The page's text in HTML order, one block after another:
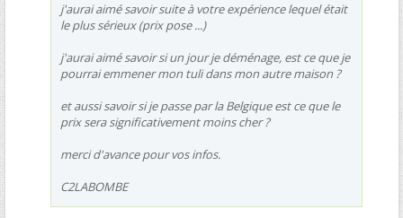
j'aurai aimé savoir suite à votre expérience lequel était
le plus sérieux (prix pose ...)
j'aurai aimé savoir si un jour je déménage, est ce que je
pourrai emmener mon tuli dans mon autre maison ?
et aussi savoir si je passe par la Belgique est ce que le
prix sera significativement moins cher ?
merci d'avance pour vos infos.
C2LABOMBE